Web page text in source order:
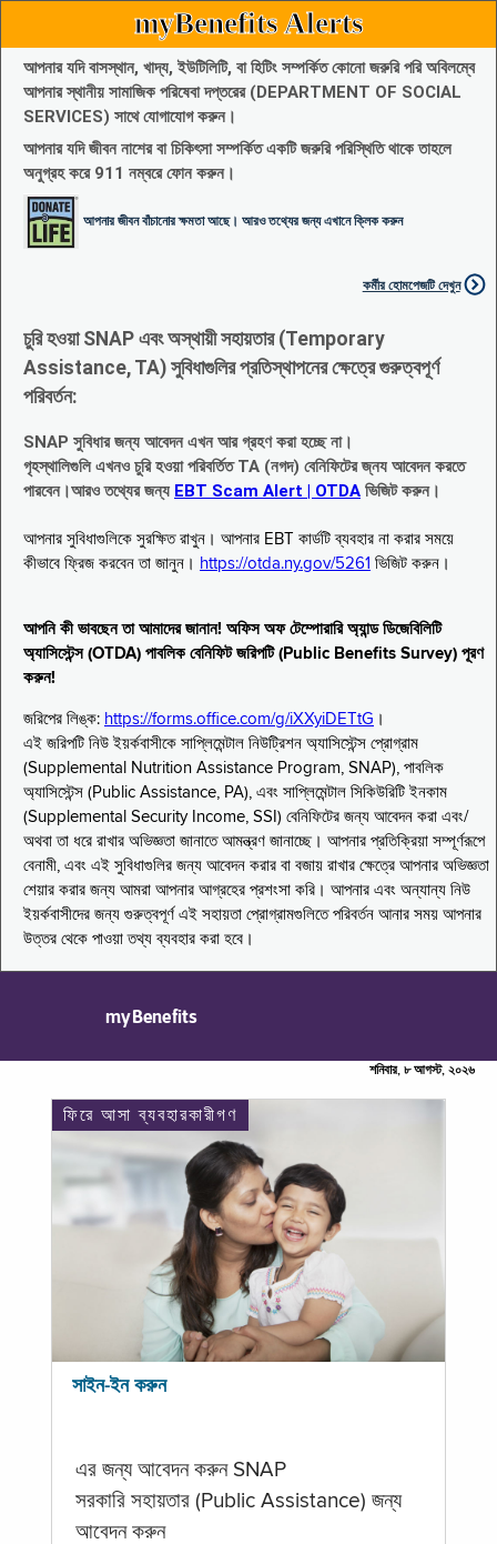
myBenefits Alerts
আপনার যদি বাসস্থান, খাদ্য, ইউটিলিটি, বা হিটিং সম্পর্কিত কোনো জরুরি পরি অবিলম্বে
আপনার স্থানীয় সামাজিক পরিষেবা দপ্তরের (DEPARTMENT OF SOCIAL
SERVICES) সাথে যোগাযোগ করুন।
আপনার যদি জীবন নাশের বা চিকিৎসা সম্পর্কিত একটি জরুরি পরিস্থিতি থাকে তাহলে
অনুগ্রহ করে 911 নম্বরে ফোন করুন।
আপনার জীবন বাঁচানোর ক্ষমতা আছে। আরও তথ্যের জন্য এখানে ক্লিক করুন
কর্মীর হোমপেজটি দেখুন
চুরি হওয়া SNAP এবং অস্থায়ী সহায়তার (Temporary
Assistance, TA) সুবিধাগুলির প্রতিস্থাপনের ক্ষেত্রে গুরুত্বপূর্ণ
পরিবর্তন:
SNAP সুবিধার জন্য আবেদন এখন আর গ্রহণ করা হচ্ছে না।
গৃহস্থালিগুলি এখনও চুরি হওয়া পরিবর্তিত TA (নগদ) বেনিফিটের জ্নয আবেদন করতে
পারবেন।আরও তথ্যের জন্য EBT Scam Alert | OTDA ভিজিট করুন।
আপনার সুবিধাগুলিকে সুরক্ষিত রাখুন। আপনার EBT কার্ডটি ব্যবহার না করার সময়ে
কীভাবে ফ্রিজ করবেন তা জানুন। https://otda.ny.gov/5261 ভিজিট করুন।
আপনি কী ভাবছেন তা আমাদের জানান! অফিস অফ টেম্পোরারি অ্যান্ড ডিজেবিলিটি
অ্যাসিস্টেন্স (OTDA) পাবলিক বেনিফিট জরিপটি (Public Benefits Survey) পূরণ
করুন!
জরিপের লিঙ্ক: https://forms.office.com/g/iXXyiDETtG ।
এই জরিপটি নিউ ইয়র্কবাসীকে সাপ্লিমেন্টাল নিউট্রিশন অ্যাসিস্টেন্স প্রোগ্রাম
(Supplemental Nutrition Assistance Program, SNAP), পাবলিক
অ্যাসিস্টেন্স (Public Assistance, PA), এবং সাপ্লিমেন্টাল সিকিউরিটি ইনকাম
(Supplemental Security Income, SSI) বেনিফিটের জন্য আবেদন করা এবং/
অথবা তা ধরে রাখার অভিজ্ঞতা জানাতে আমন্ত্রণ জানাচ্ছে। আপনার প্রতিক্রিয়া সম্পূর্ণরূপে
বেনামী, এবং এই সুবিধাগুলির জন্য আবেদন করার বা বজায় রাখার ক্ষেত্রে আপনার অভিজ্ঞতা
শেয়ার করার জন্য আমরা আপনার আগ্রহের প্রশংসা করি। আপনার এবং অন্যান্য নিউ
ইয়র্কবাসীদের জন্য গুরুত্বপূর্ণ এই সহায়তা প্রোগ্রামগুলিতে পরিবর্তন আনার সময় আপনার
উত্তর থেকে পাওয়া তথ্য ব্যবহার করা হবে।
myBenefits
শনিবার, ৮ আগস্ট, ২০২৬
ফিরে আসা ব্যবহারকারীগণ
সাইন-ইন করুন
এর জন্য আবেদন করুন SNAP
সরকারি সহায়তার (Public Assistance) জন্য
আবেদন করুন